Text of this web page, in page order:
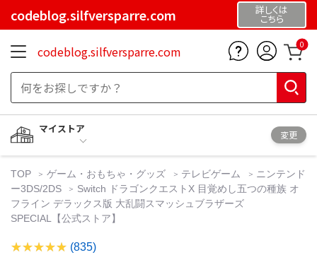
codeblog.silfversparre.com 詳しくは
こちら
codeblog.silfversparre.com 0
マイストア
変更
TOP ゲーム・おもちゃ・グッズ テレビゲーム
ニンテンド
ー3DS/2DS
Switch ドラゴンクエストX 目覚めし五つの種族 オ
フライン デラックス版 大乱闘スマッシュブラザーズ
SPECIAL【公式ストア】
(835)